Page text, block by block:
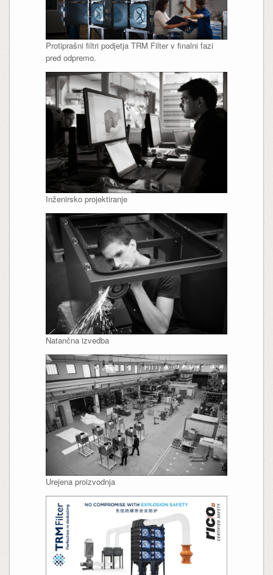
Protiprašni filtri podjetja TRM Filter v finalni fazi
pred odpremo.
Inženirsko projektiranje
Natančna izvedba
Urejena proizvodnja